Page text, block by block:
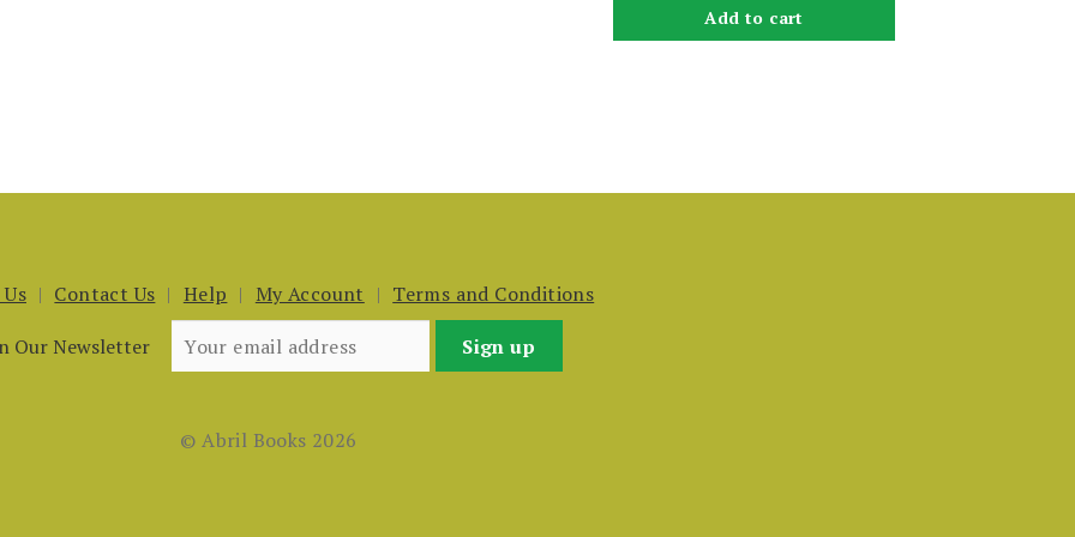
Add to cart
Contact Us Help My Account
Terms and Conditions
Our Newsletter
© Abril Books 2026